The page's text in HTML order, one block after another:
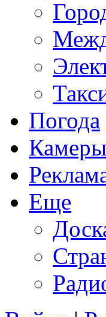
Погода
Камеры
Еще